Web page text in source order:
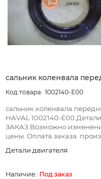
сальник коленвала
1002140-E00
сальник коленвала
HAVAL 1002140-
ЗАКАЗ Возможно
цены. Оплата заказа
Детали двигателя
Под заказ